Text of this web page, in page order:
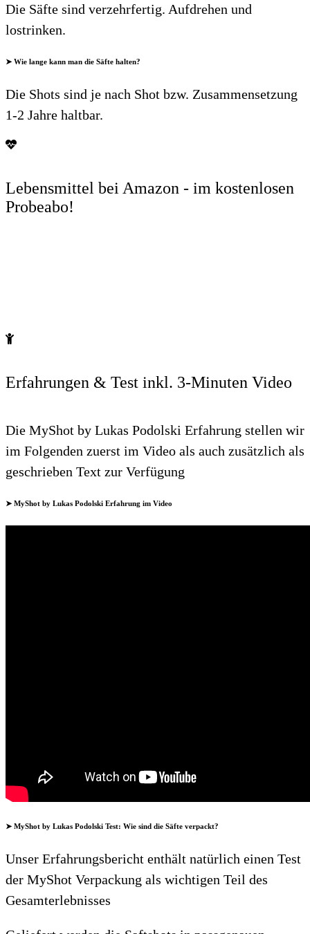
Die Säfte sind verzehrfertig. Aufdrehen und
lostrinken.
➤ Wie lange kann man die Säfte halten?
Die Shots sind je nach Shot bzw. Zusammensetzung
1-2 Jahre haltbar.
Lebensmittel bei Amazon - im kostenlosen
Probeabo!
Erfahrungen & Test inkl. 3-Minuten Video
Die MyShot by Lukas Podolski Erfahrung stellen wir
im Folgenden zuerst im Video als auch zusätzlich als
geschrieben Text zur Verfügung
➤ MyShot by Lukas Podolski Erfahrung im Video
➤ MyShot by Lukas Podolski Test: Wie sind die Säfte verpackt?
Unser Erfahrungsbericht enthält natürlich einen Test
der MyShot Verpackung als wichtigen Teil des
Gesamterlebnisses